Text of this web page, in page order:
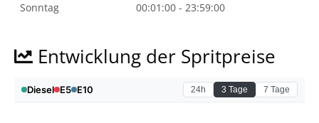
Sonntag
00:01:00 - 23:59:00
Entwicklung der Spritpreise